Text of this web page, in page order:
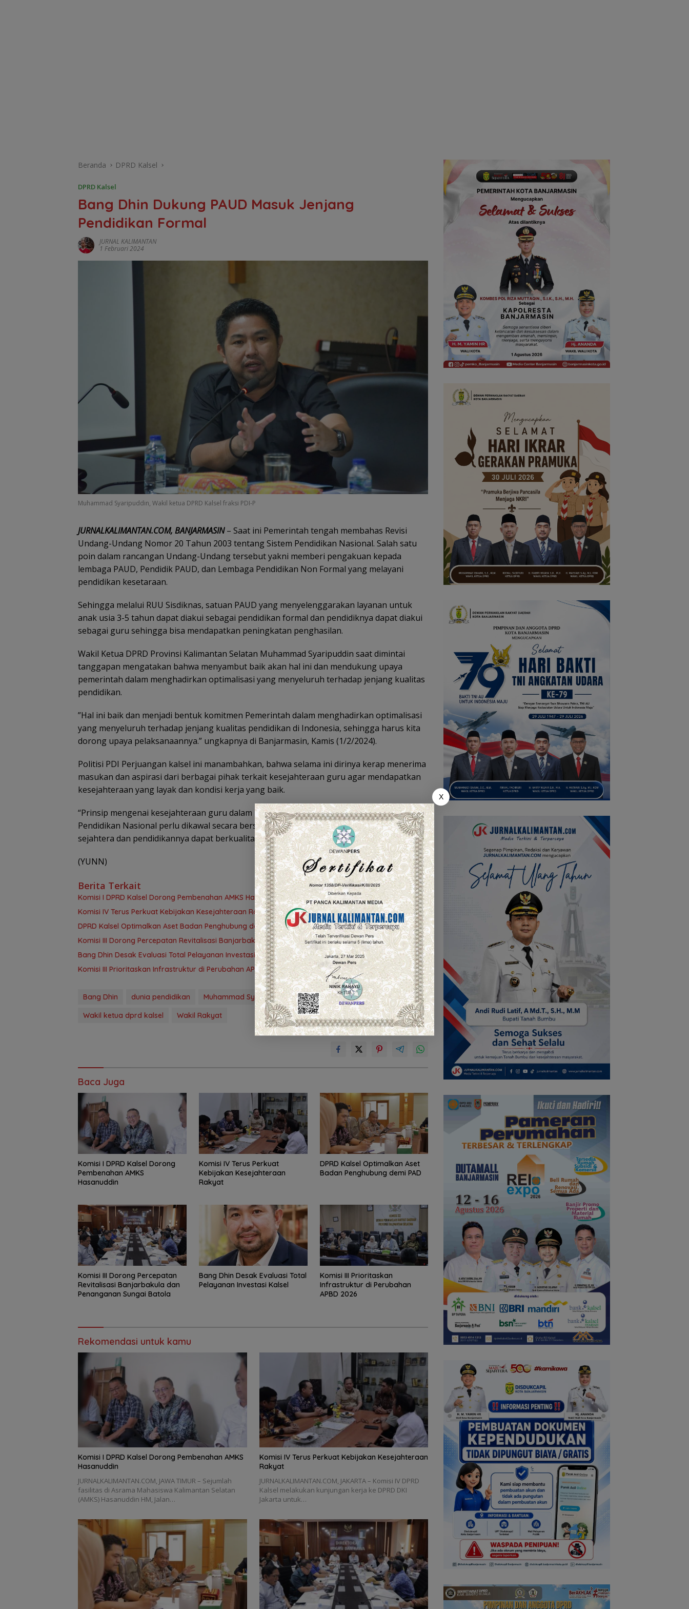
Beranda DPRD Kalsel
DPRD Kalsel
Bang Dhin Dukung PAUD Masuk Jenjang
Pendidikan Formal
JURNAL KALIMANTAN
1 Februari 2024
Muhammad Syaripuddin, Wakil ketua DPRD Kalsel fraksi PDI-P
JURNALKALIMANTAN.COM, BANJARMASIN – Saat ini Pemerintah tengah membahas Revisi
Undang-Undang Nomor 20 Tahun 2003 tentang Sistem Pendidikan Nasional. Salah satu
poin dalam rancangan Undang-Undang tersebut yakni memberi pengakuan kepada
lembaga PAUD, Pendidik PAUD, dan Lembaga Pendidikan Non Formal yang melayani
pendidikan kesetaraan.
Sehingga melalui RUU Sisdiknas, satuan PAUD yang menyelenggarakan layanan untuk
anak usia 3-5 tahun dapat diakui sebagai pendidikan formal dan pendidiknya dapat diakui
sebagai guru sehingga bisa mendapatkan peningkatan penghasilan.
Wakil Ketua DPRD Provinsi Kalimantan Selatan Muhammad Syaripuddin saat dimintai
tanggapan mengatakan bahwa menyambut baik akan hal ini dan mendukung upaya
pemerintah dalam menghadirkan optimalisasi yang menyeluruh terhadap jenjang kualitas
pendidikan.
”Hal ini baik dan menjadi bentuk komitmen Pemerintah dalam menghadirkan optimalisasi
yang menyeluruh terhadap jenjang kualitas pendidikan di Indonesia, sehingga harus kita
dorong upaya pelaksanaannya.” ungkapnya di Banjarmasin, Kamis (1/2/2024).
Politisi PDI Perjuangan kalsel ini manambahkan, bahwa selama ini dirinya kerap menerima
masukan dan aspirasi dari berbagai pihak terkait kesejahteraan guru agar mendapatkan
kesejahteraan yang layak dan kondisi kerja yang baik.
“Prinsip mengenai kesejahteraan guru dalam Rancangan Undang-Undang Sistem
Pendidikan Nasional perlu dikawal secara bersama-sama, agar tenaga pendidik dapat
sejahtera dan pendidikannya dapat berkualitas,”pungkasnya.
(YUNN)
Berita Terkait
Komisi I DPRD Kalsel Dorong Pembenahan AMKS Hasanuddin
Komisi IV Terus Perkuat Kebijakan Kesejahteraan Rakyat
‎DPRD Kalsel Optimalkan Aset Badan Penghubung demi PAD
‎Komisi III Dorong Percepatan Revitalisasi Banjarbakula dan Penanganan Sungai Batola
‎Bang Dhin Desak Evaluasi Total Pelayanan Investasi Kalsel
‎Komisi III Prioritaskan Infrastruktur di Perubahan APBD 2026
Bang Dhin dunia pendidikan Muhammad Syaripuddin
Politisi PDI-P
Wakil ketua dprd kalsel
Wakil Rakyat
Baca Juga
Komisi I DPRD Kalsel Dorong
Pembenahan AMKS
Hasanuddin
Komisi IV Terus Perkuat
Kebijakan Kesejahteraan
Rakyat
‎DPRD Kalsel Optimalkan Aset
Badan Penghubung demi PAD
‎Komisi III Dorong Percepatan
Revitalisasi Banjarbakula dan
Penanganan Sungai Batola
‎Bang Dhin Desak Evaluasi Total
Pelayanan Investasi Kalsel
‎Komisi III Prioritaskan
Infrastruktur di Perubahan
APBD 2026
Rekomendasi untuk kamu
Komisi I DPRD Kalsel Dorong Pembenahan AMKS
Hasanuddin
JURNALKALIMANTAN.COM, JAWA TIMUR – Sejumlah
fasilitas di Asrama Mahasiswa Kalimantan Selatan
(AMKS) Hasanuddin HM, Jalan…
Komisi IV Terus Perkuat Kebijakan Kesejahteraan
Rakyat
JURNALKALIMANTAN.COM, JAKARTA – Komisi IV DPRD
Kalsel melakukan kunjungan kerja ke DPRD DKI
Jakarta untuk…
X